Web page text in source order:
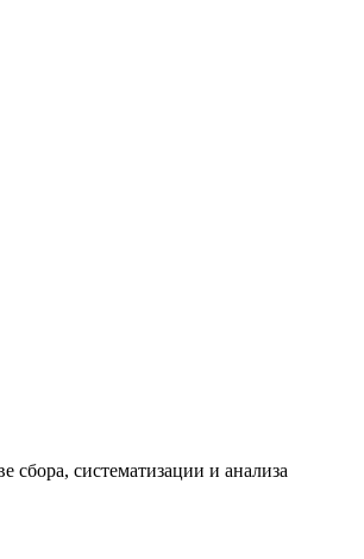
систематизации и анализа